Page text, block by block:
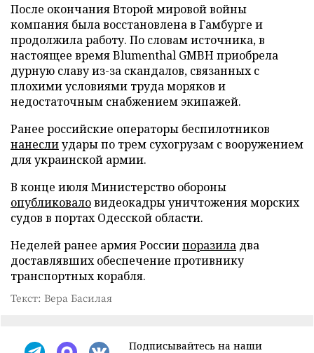
После окончания Второй мировой войны
компания была восстановлена в Гамбурге и
продолжила работу. По словам источника, в
настоящее время Blumenthal GMBH приобрела
дурную славу из-за скандалов, связанных с
плохими условиями труда моряков и
недостаточным снабжением экипажей.
Ранее российские операторы беспилотников
нанеслиудары по трем сухогрузам с вооружением
для украинской армии.
В конце июля Министерство обороны
опубликоваловидеокадры уничтожения морских
судов в портах Одесской области.
Неделей ранее армия Россиипоразила два
доставлявших обеспечение противнику
транспортных корабля.
Текст: Вера Басилая
Подписывайтесь на наши